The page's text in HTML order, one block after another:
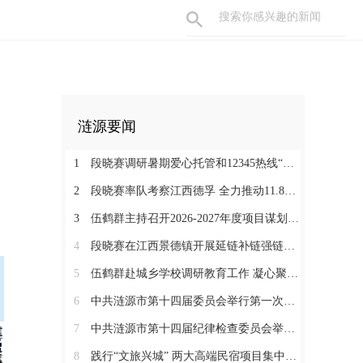
涟源要闻
1 段晓赛调研暑期爱心托管和12345热线“领导接听日”工作：在办好民生实事中打通基层治理“最后一米”
2 段晓赛率队考察江西德孚 全力推动11.8亿元循环经济项目提速增效
3 伍鹤群主持召开2026-2027年度项目谋划调度会
4 段晓赛在江西景德镇开展延链补链强链招商 围绕“三电一钛”精准发力
5 伍鹤群赴城乡学校调研教育工作 凝心聚力推动涟源教育高质量发展
6 中共涟源市第十四届委员会举行第一次全体会议 段晓赛当选市委书记 伍鹤群周杨当选市委副书记
7 中共涟源市第十四届纪律检查委员会举行第一次全体会议
8 践行“文旅兴城” 两大高端民宿项目集中签约开工 全力打造“湖湘地区文旅康养名城”